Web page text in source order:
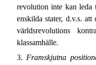
revolution inte kan leda
enskilda stater, d.v.s.
världsrevolutions
klassamhälle.
3. Framskjutna